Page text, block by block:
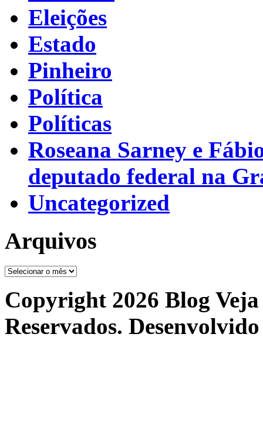
Eleições
Estado
Pinheiro
Política
Políticas
Roseana Sarney e
deputado federal na
Uncategorized
Arquivos
Arquivos
Copyright 2026 Blog
Reservados.